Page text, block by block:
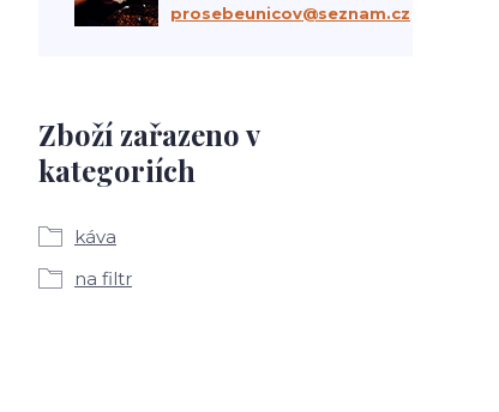
Zboží zařazeno v
kategoriích
káva
na filtr
prosebeunicov@seznam.cz